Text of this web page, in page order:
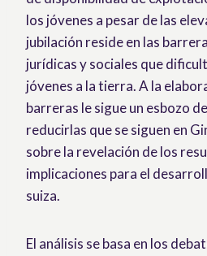
los jóvenes a pesar de las
jubilación reside en las
jurídicas y sociales que
jóvenes a la tierra. A la
barreras le sigue un esbozo
reducirlas que se siguen en
sobre la revelación de los
implicaciones para el
suiza.
El análisis se basa en los